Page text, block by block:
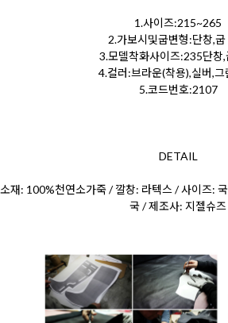
1.사이즈:215~265
2.가보시및굽변형:단창,
3.모델착화사이즈:235단창
4.컬러:브라운(착용),실버,그
5.코드번호:2107
DETAIL
소재: 100%천연소가죽 / 깔창: 라텍스 / 사이즈:
국 / 제조사: 지젤슈즈